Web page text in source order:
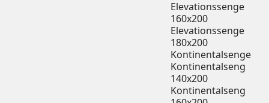
Elevationssenge
160x200
Elevationssenge
180x200
Kontinentalsenge
Kontinentalseng
140x200
Kontinentalseng